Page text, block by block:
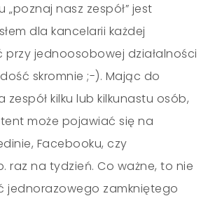
nasz zespół” jest
dla kancelarii każdej
przy jednoosobowej działalności
skromnie ;-). Mając do
kilku lub kilkunastu osób,
może pojawiać się na
Facebooku, czy
raz na tydzień. Co ważne, to nie
jednorazowego zamkniętego